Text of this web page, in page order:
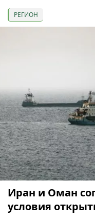
РЕГИОН
Иран и Оман
условия